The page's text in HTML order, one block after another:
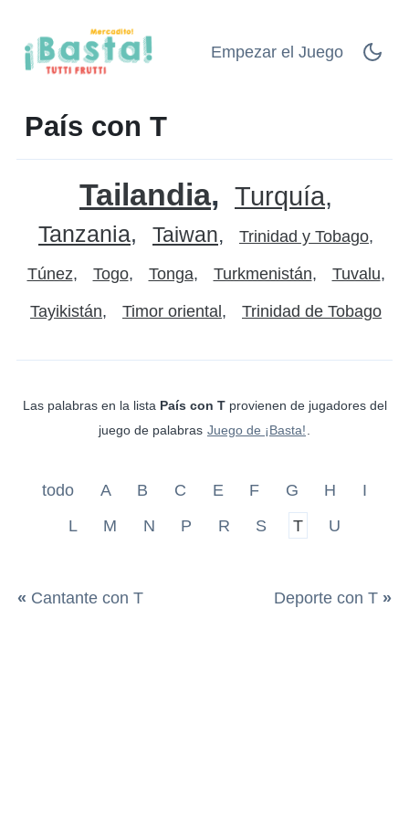
Empezar el Juego
País con T
Tailandia Turquía
Tanzania Taiwan Trinidad y Tobago
Túnez Togo Tonga Turkmenistán Tuvalu
Tayikistán Timor oriental Trinidad de Tobago
Las palabras en la lista País con Tprovienen de jugadores del
juego de palabras Juego de ¡Basta!
todo A B C E F G H
I
L
M N P R S T U
« Cantante con T Deporte con T »